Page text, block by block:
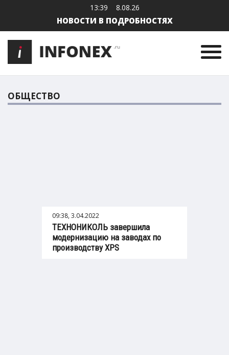
13:39 8.08.26
НОВОСТИ В ПОДРОБНОСТЯХ
ОБЩЕСТВО
09:38, 3.04.2022
ТЕХНОНИКОЛЬ завершила
модернизацию на заводах по
производству XPS